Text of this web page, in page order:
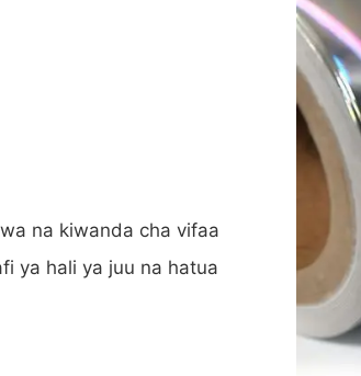
na kiwanda cha vifaa
ya hali ya juu na hatua